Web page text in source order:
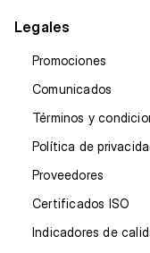
Legales
Promociones
Comunicados
Términos y
Política de
Proveedores
Certificados ISO
Indicadores de